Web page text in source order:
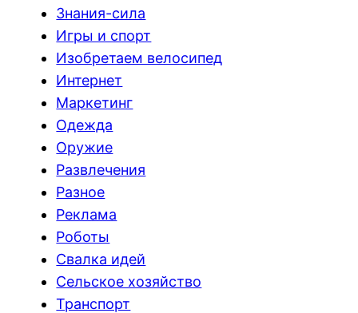
Знания-сила
Игры и спорт
Изобретаем велосипед
Интернет
Маркетинг
Одежда
Оружие
Развлечения
Разное
Реклама
Роботы
Свалка идей
Сельское хозяйство
Транспорт